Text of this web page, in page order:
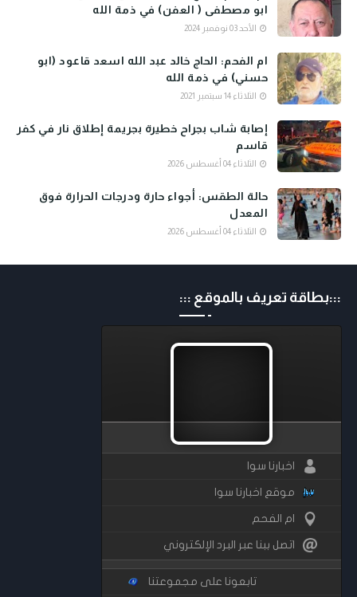
ابو مصطفى ( العفن) في ذمة الله
الأحد 03 نوفمبر 2024
ام الفحم: الحاج خالد عبد الله اسعد قاعود (ابو
حسني) في ذمة الله
الثلاثاء 14 سبتمبر 2021
إصابة شاب بجراح خطيرة بجريمة إطلاق نار في كفر
قاسم
الثلاثاء 04 أغسطس 2026
حالة الطقس: أجواء حارة ودرجات الحرارة فوق
المعدل
الثلاثاء 04 أغسطس 2026
:::بطاقة تعريف بالموقع :::
اخبارنا سوا
موقع اخبارنا سوا
ام الفحم
اتصل ببنا عبر البرد الإلكتروني
تابعونا على مجموعتنا